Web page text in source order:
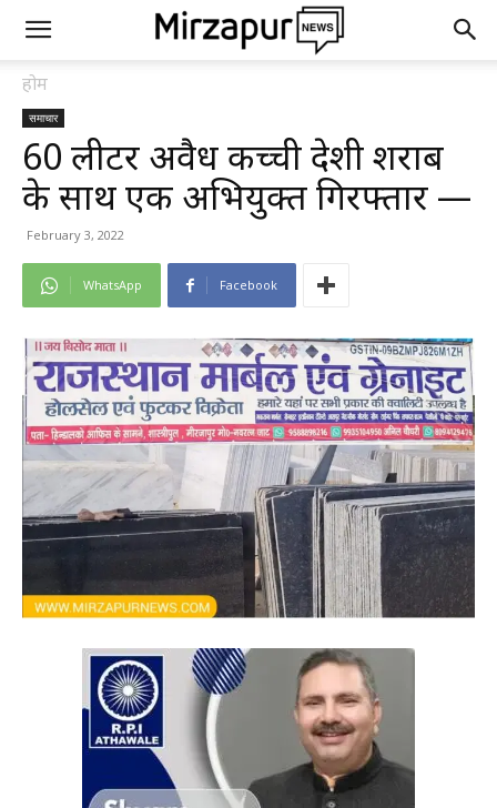
होम
समाचार
60 लीटर अवैध कच्ची देशी शराब
के साथ एक अभियुक्त गिरफ्तार —
February 3, 2022
WhatsApp Facebook